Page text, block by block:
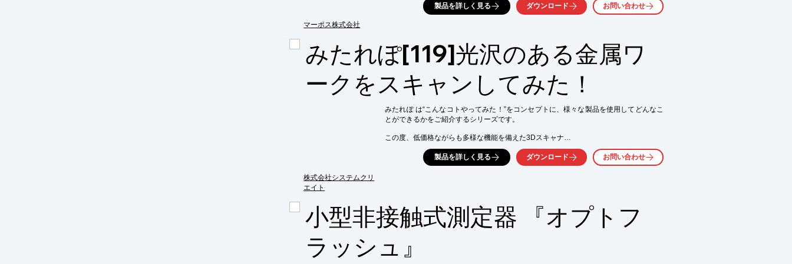
マーポス株式会社
製品を詳しく見る ダウンロード お問い合わせ
みたれぽ[119]光沢のある金属ワ
ークをスキャンしてみた！
株式会社システムクリ
エイト
みたれぽ は“こんなコトやってみた！”をコンセプトに、様々な製品を使用してどんなこ
とができるかをご紹介するシリーズです。
この度、低価格ながらも多様な機能を備えた3Dスキャナ
「Creality Raptor Pro」が新登場しました。
軽量で小さなボディには、ディテールやテクスチャのスキャンに有効な
今回は、光沢度合いの異なる２種類の金属ワークをブルーレーザーで
スキャンし、どの程度データ化できるのか検証してみました。
「データ抜けなどはおこらないの？」
製品を詳しく見る ダウンロード お問い合わせ
小型非接触式測定器 『オプトフ
ラッシュ』